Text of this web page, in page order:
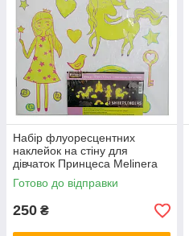
Набір флуоресцентних
наклейок на стіну для
дівчаток Принцеса Melinera
34 шт 2 аркуші 50 х 50 см
Готово до відправки
250 ₴